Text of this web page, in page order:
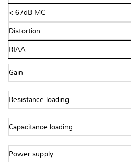
<-67dB MC
Distortion
RIAA
Gain
Resistance loading
Capacitance loading
Power supply